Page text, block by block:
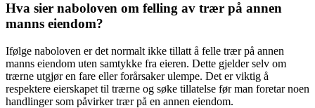
Hva sier naboloven om felling av trær på annen
manns eiendom?
Ifølge naboloven er det normalt ikke tillatt å felle trær på annen
manns eiendom uten samtykke fra eieren. Dette gjelder selv om
trærne utgjør en fare eller forårsaker ulempe. Det er viktig å
respektere eierskapet til trærne og søke tillatelse før man foretar noen
handlinger som påvirker trær på en annen eiendom.